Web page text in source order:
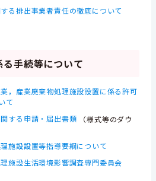
る排出事業者責任の徹底について
手続等について
，産業廃棄物処理施設設置に係る許可
て
する申請・届出書類
（様式等のダウ
施設設置等指導要綱について
施設生活環境影響調査専門委員会